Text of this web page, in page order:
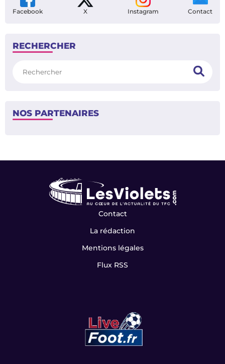
Facebook X Instagram Contact
RECHERCHER
NOS PARTENAIRES
Contact
La rédaction
Mentions légales
Flux RSS